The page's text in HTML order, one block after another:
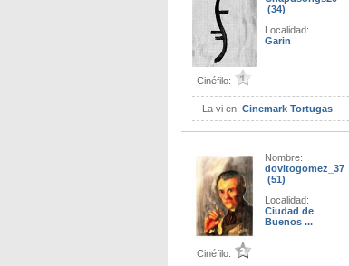
Cinéfilo:
(34)
Localidad:
Garin
La vi en:Cinemark Tortugas
Cinéfilo:
Nombre:
dovitogomez_37
(51)
Localidad:
Ciudad de
Buenos ...